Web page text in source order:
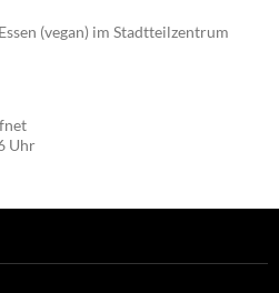
(vegan) im Stadtteilzentrum
Uhr